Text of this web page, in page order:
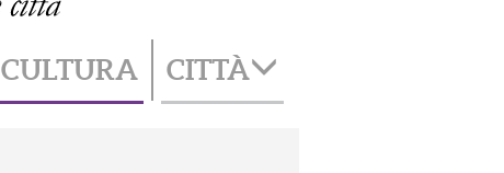
CULTURA CITTÀ